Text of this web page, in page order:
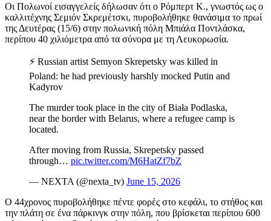
Οι Πολωνοί εισαγγελείς δήλωσαν ότι ο Ρόμπερτ Κ., γνωστός ως ο
καλλιτέχνης Σεμιόν Σκρεμέτσκι, πυροβολήθηκε θανάσιμα το πρωί
της Δευτέρας (15/6) στην πολωνική πόλη Μπιάλα Ποντλάσκα,
περίπου 40 χιλιόμετρα από τα σύνορα με τη Λευκορωσία.
⚡️ Russian artist Semyon Skrepetsky was killed in
Poland: he had previously harshly mocked Putin and
Kadyrov
The murder took place in the city of Biała Podlaska,
near the border with Belarus, where a refugee camp is
located.
After moving from Russia, Skrepetsky passed
through… pic.twitter.com/M6HatZf7bZ
— NEXTA (@nexta_tv) June 15, 2026
Ο 44χρονος πυροβολήθηκε πέντε φορές στο κεφάλι, το στήθος και
την πλάτη σε ένα πάρκινγκ στην πόλη, που βρίσκεται περίπου 600